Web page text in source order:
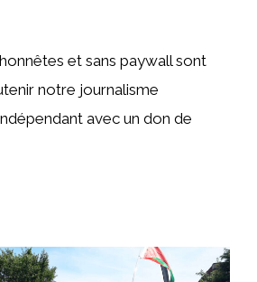
et sans paywall sont
notre journalisme
avec un don de